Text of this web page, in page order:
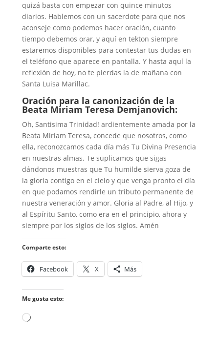
quizá basta con empezar con quince minutos
diarios. Hablemos con un sacerdote para que nos
aconseje como podemos hacer oración, cuanto
tiempo debemos orar, y aquí en tekton siempre
estaremos disponibles para contestar tus dudas en
el teléfono que aparece en pantalla. Y hasta aquí la
reflexión de hoy, no te pierdas la de mañana con
Santa Luisa Marillac.
Oración para la canonización de la
Beata Miriam Teresa Demjanovich:
Oh, Santisima Trinidad! ardientemente amada por la
Beata Miriam Teresa, concede que nosotros, como
ella, reconozcamos cada día más Tu Divina Presencia
en nuestras almas. Te suplicamos que sigas
dándonos muestras que Tu humilde sierva goza de
la gloria contigo en el cielo y que venga pronto el día
en que podamos rendirle un tributo permanente de
nuestra veneración y amor. Gloria al Padre, al Hijo, y
al Espíritu Santo, como era en el principio, ahora y
siempre por los siglos de los siglos. Amén
Comparte esto:
Facebook X Más
Me gusta esto:
Cargando...